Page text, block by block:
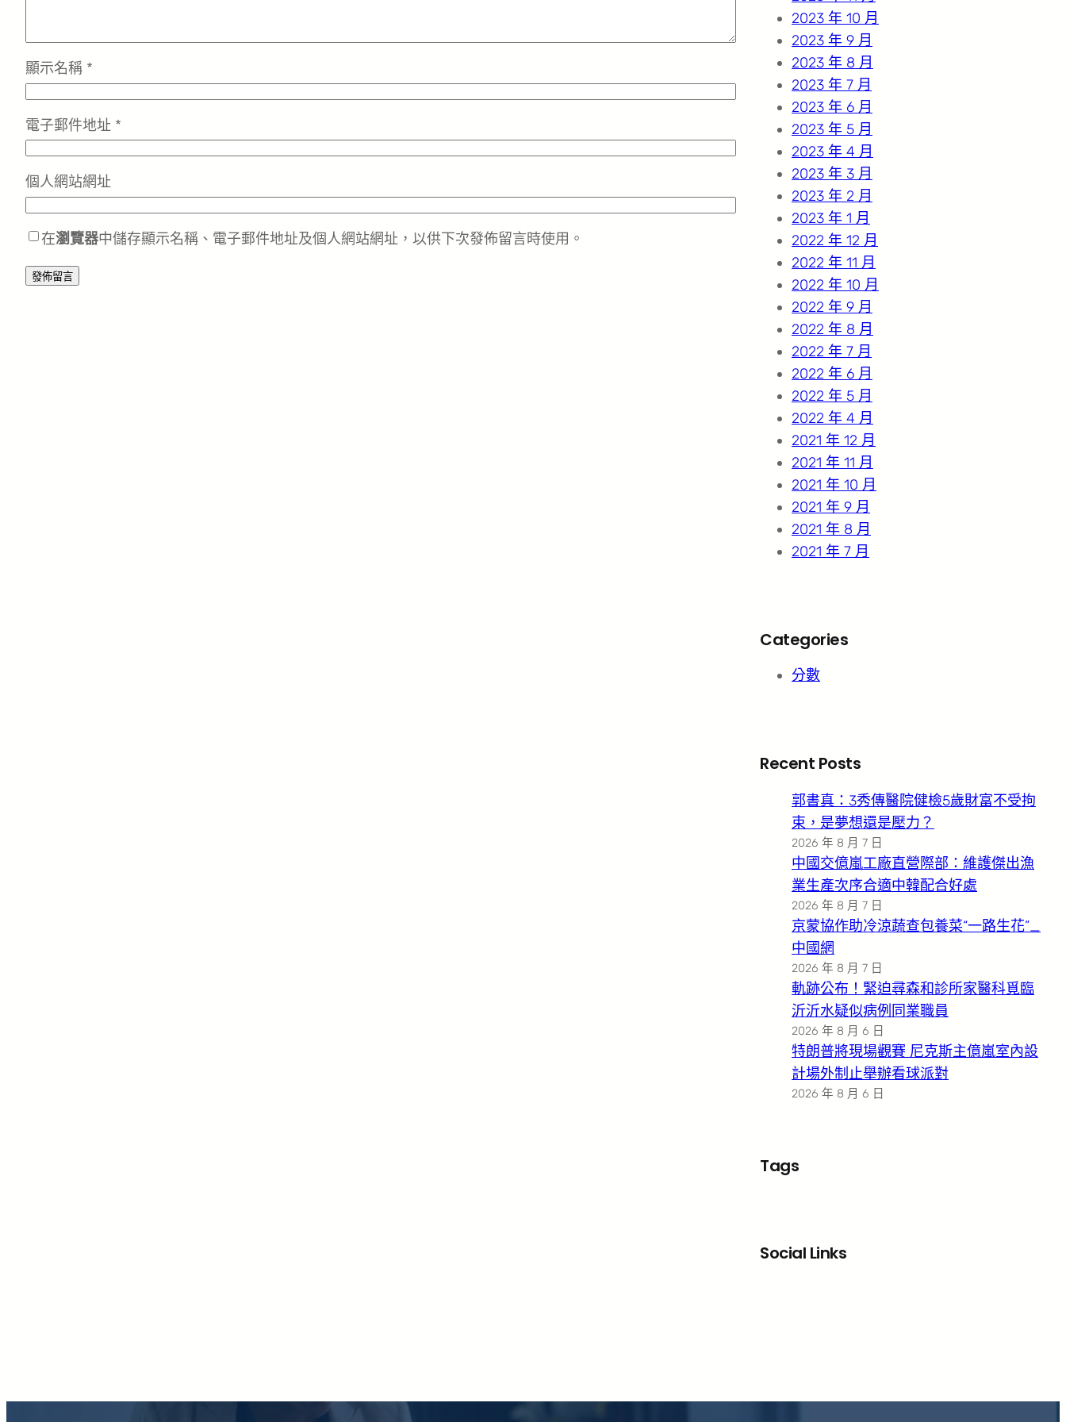
顯示名稱 *
電子郵件地址 *
個人網站網址
在瀏覽器中儲存顯示名稱、電子郵件地址及個人網站網址，以供下次發佈留言時使用。
2023 年 10 月
2023 年 9 月
2023 年 8 月
2023 年 7 月
2023 年 6 月
2023 年 5 月
2023 年 4 月
2023 年 3 月
2023 年 2 月
2023 年 1 月
2022 年 12 月
2022 年 11 月
2022 年 10 月
2022 年 9 月
2022 年 8 月
2022 年 7 月
2022 年 6 月
2022 年 5 月
2022 年 4 月
2021 年 12 月
2021 年 11 月
2021 年 10 月
2021 年 9 月
2021 年 8 月
2021 年 7 月
Categories
分數
Recent Posts
郭書真：3秀傳醫院健檢5歲財富不受拘
束，是夢想還是壓力？
2026 年 8 月 7 日
中國交億嵐工廠直營際部：維護傑出漁
業生產次序合適中韓配合好處
2026 年 8 月 7 日
京蒙協作助冷涼蔬查包養菜“一路生花”_
中國網
2026 年 8 月 7 日
軌跡公布！緊迫尋森和診所家醫科覓臨
沂沂水疑似病例同業職員
2026 年 8 月 6 日
特朗普將現場觀賽 尼克斯主億嵐室內設
計場外制止舉辦看球派對
2026 年 8 月 6 日
Tags
Social Links